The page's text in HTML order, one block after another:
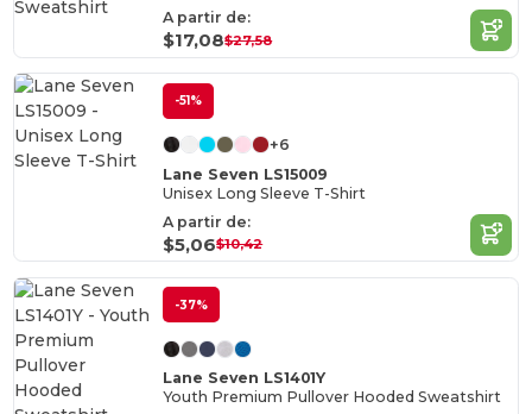
A partir de:
$17,08$27,58
-51%
+6
Lane Seven LS15009
Unisex Long Sleeve T-Shirt
A partir de:
$5,06$10,42
-37%
Lane Seven LS1401Y
Youth Premium Pullover Hooded Sweatshirt